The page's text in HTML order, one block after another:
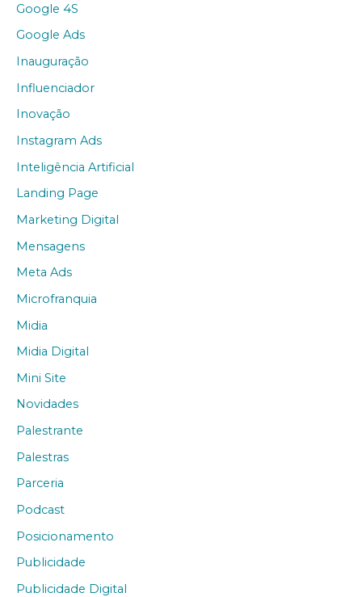
Google 4S
Google Ads
Inauguração
Influenciador
Inovação
Instagram Ads
Inteligência Artificial
Landing Page
Marketing Digital
Mensagens
Meta Ads
Microfranquia
Midia
Midia Digital
Mini Site
Novidades
Palestrante
Palestras
Parceria
Podcast
Posicionamento
Publicidade
Publicidade Digital